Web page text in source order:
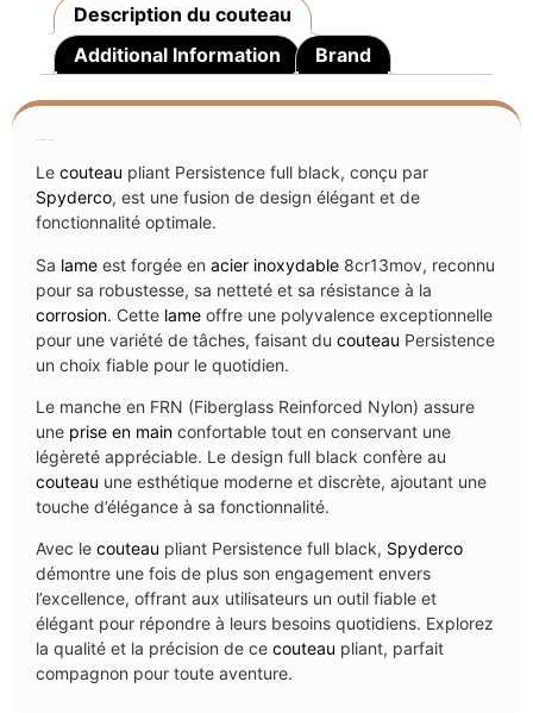
Description du couteau
Additional Information
Brand
Le couteau pliant Persistence full black, conçu par
Spyderco, est une fusion de design élégant et de
fonctionnalité optimale.
Sa lame est forgée en acier inoxydable 8cr13mov, reconnu
pour sa robustesse, sa netteté et sa résistance à la
corrosion. Cette lame offre une polyvalence exceptionnelle
pour une variété de tâches, faisant du couteau Persistence
un choix fiable pour le quotidien.
Le manche en FRN (Fiberglass Reinforced Nylon) assure
une prise en main confortable tout en conservant une
légèreté appréciable. Le design full black confère au
couteau une esthétique moderne et discrète, ajoutant une
touche d’élégance à sa fonctionnalité.
Avec le couteau pliant Persistence full black, Spyderco
démontre une fois de plus son engagement envers
l’excellence, offrant aux utilisateurs un outil fiable et
élégant pour répondre à leurs besoins quotidiens. Explorez
la qualité et la précision de ce couteau pliant, parfait
compagnon pour toute aventure.